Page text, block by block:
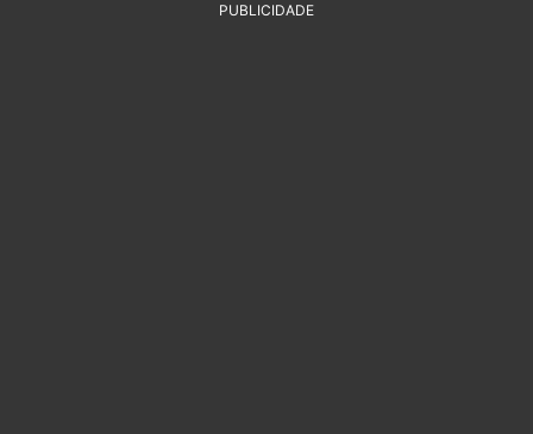
PUBLICIDADE